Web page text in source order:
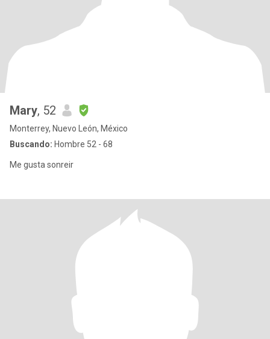
Mary, 52
Monterrey, Nuevo León, México
Buscando: Hombre 52 - 68
Me gusta sonreir